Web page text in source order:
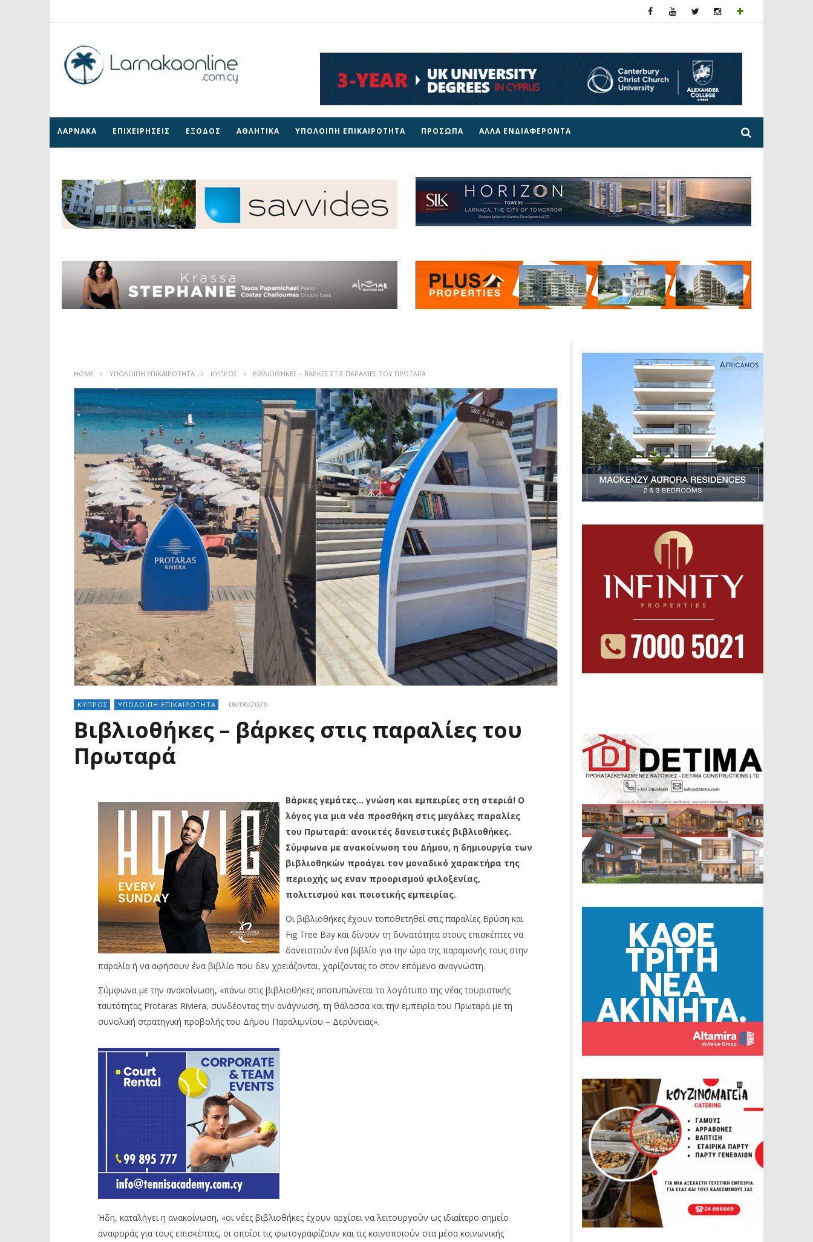
ΛΑΡΝΑΚΑ ΕΠΙΧΕΙΡΗΣΕΙΣ ΕΞΟΔΟΣ ΑΘΛΗΤΙΚΑ ΥΠΟΛΟΙΠΗ ΕΠΙΚΑΙΡΟΤΗΤΑ ΠΡΟΣΩΠΑ ΑΛΛΑ ΕΝΔΙΑΦΕΡΟΝΤΑ
HOME ΥΠΟΛΟΙΠΗ ΕΠΙΚΑΙΡΟΤΗΤΑ ΚΥΠΡΟΣ ΒΙΒΛΙΟΘΉΚΕΣ – ΒΆΡΚΕΣ ΣΤΙΣ ΠΑΡΑΛΊΕΣ ΤΟΥ ΠΡΩΤΑΡΆ
ΚΥΠΡΟΣ ΥΠΟΛΟΙΠΗ ΕΠΙΚΑΙΡΟΤΗΤΑ 08/06/2026
Βιβλιοθήκες – βάρκες στις παραλίες του
Πρωταρά
Βάρκες γεμάτες… γνώση και εμπειρίες στη στεριά! Ο
λόγος για μια νέα προσθήκη στις μεγάλες παραλίες
του Πρωταρά: ανοικτές δανειστικές βιβλιοθήκες.
Σύμφωνα με ανακοίνωση του Δήμου, η δημιουργία των
βιβλιοθηκών προάγει τον μοναδικό χαρακτήρα της
περιοχής ως εναν προορισμού φιλοξενίας,
πολιτισμού και ποιοτικής εμπειρίας.
Οι βιβλιοθήκες έχουν τοποθετηθεί στις παραλίες Βρύση και
Fig Tree Bay και δίνουν τη δυνατότητα στους επισκέπτες να
δανειστούν ένα βιβλίο για την ώρα της παραμονής τους στην
παραλία ή να αφήσουν ένα βιβλίο που δεν χρειάζονται, χαρίζοντας το στον επόμενο αναγνώστη.
Σύμφωνα με την ανακοίνωση, «πάνω στις βιβλιοθήκες αποτυπώνεται το λογότυπο της νέας τουριστικής
ταυτότητας Protaras Riviera, συνδέοντας την ανάγνωση, τη θάλασσα και την εμπειρία του Πρωταρά με τη
συνολική στρατηγική προβολής του Δήμου Παραλιμνίου – Δερύνειας».
Ήδη, καταλήγει η ανακοίνωση, «οι νέες βιβλιοθήκες έχουν αρχίσει να λειτουργούν ως ιδιαίτερο σημείο
αναφοράς για τους επισκέπτες, οι οποίοι τις φωτογραφίζουν και τις κοινοποιούν στα μέσα κοινωνικής